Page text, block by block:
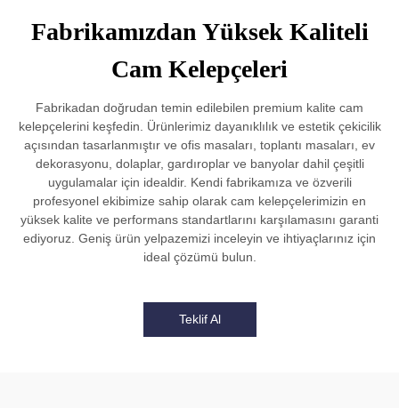
Fabrikamızdan Yüksek Kaliteli
Cam Kelepçeleri
Fabrikadan doğrudan temin edilebilen premium kalite cam
kelepçelerini keşfedin. Ürünlerimiz dayanıklılık ve estetik çekicilik
açısından tasarlanmıştır ve ofis masaları, toplantı masaları, ev
dekorasyonu, dolaplar, gardıroplar ve banyolar dahil çeşitli
uygulamalar için idealdir. Kendi fabrikamıza ve özverili
profesyonel ekibimize sahip olarak cam kelepçelerimizin en
yüksek kalite ve performans standartlarını karşılamasını garanti
ediyoruz. Geniş ürün yelpazemizi inceleyin ve ihtiyaçlarınız için
ideal çözümü bulun.
Teklif Al